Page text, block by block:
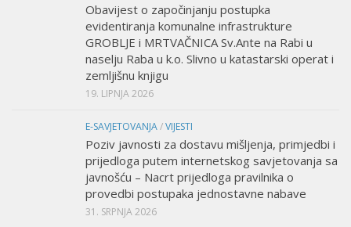
Obavijest o započinjanju postupka
evidentiranja komunalne infrastrukture
GROBLJE i MRTVAČNICA Sv.Ante na Rabi u
naselju Raba u k.o. Slivno u katastarski operat i
zemljišnu knjigu
19. LIPNJA 2026
E-SAVJETOVANJA/VIJESTI
Poziv javnosti za dostavu mišljenja, primjedbi i
prijedloga putem internetskog savjetovanja sa
javnošću – Nacrt prijedloga pravilnika o
provedbi postupaka jednostavne nabave
31. SRPNJA 2026